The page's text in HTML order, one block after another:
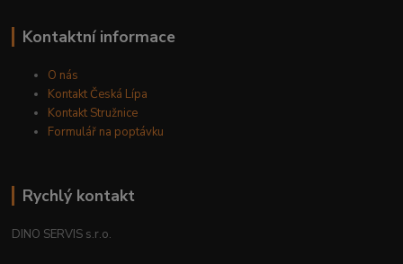
Kontaktní informace
O nás
Kontakt Česká Lípa
Kontakt Stružnice
Formulář na poptávku
Rychlý kontakt
DINO SERVIS s.r.o.